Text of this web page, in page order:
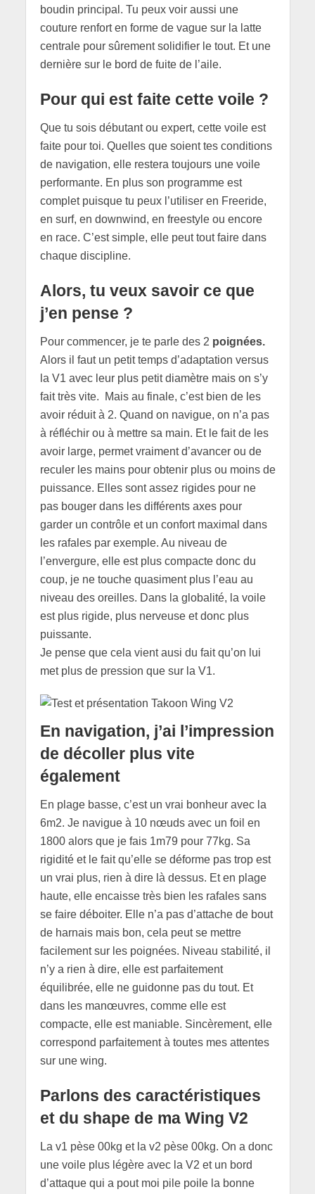
boudin principal. Tu peux voir aussi une
couture renfort en forme de vague sur la latte
centrale pour sûrement solidifier le tout. Et une
dernière sur le bord de fuite de l’aile.
Pour qui est faite cette voile ?
Que tu sois débutant ou expert, cette voile est
faite pour toi. Quelles que soient tes conditions
de navigation, elle restera toujours une voile
performante. En plus son programme est
complet puisque tu peux l’utiliser en Freeride,
en surf, en downwind, en freestyle ou encore
en race. C’est simple, elle peut tout faire dans
chaque discipline.
Alors, tu veux savoir ce que
j’en pense ?
Pour commencer, je te parle des 2 poignées.
Alors il faut un petit temps d’adaptation versus
la V1 avec leur plus petit diamètre mais on s’y
fait très vite. Mais au finale, c’est bien de les
avoir réduit à 2. Quand on navigue, on n’a pas
à réfléchir ou à mettre sa main. Et le fait de les
avoir large, permet vraiment d’avancer ou de
reculer les mains pour obtenir plus ou moins de
puissance. Elles sont assez rigides pour ne
pas bouger dans les différents axes pour
garder un contrôle et un confort maximal dans
les rafales par exemple. Au niveau de
l’envergure, elle est plus compacte donc du
coup, je ne touche quasiment plus l’eau au
niveau des oreilles. Dans la globalité, la voile
est plus rigide, plus nerveuse et donc plus
puissante.
Je pense que cela vient ausi du fait qu’on lui
met plus de pression que sur la V1.
En navigation, j’ai l’impression
de décoller plus vite
également
En plage basse, c’est un vrai bonheur avec la
6m2. Je navigue à 10 nœuds avec un foil en
1800 alors que je fais 1m79 pour 77kg. Sa
rigidité et le fait qu’elle se déforme pas trop est
un vrai plus, rien à dire là dessus. Et en plage
haute, elle encaisse très bien les rafales sans
se faire déboiter. Elle n’a pas d’attache de bout
de harnais mais bon, cela peut se mettre
facilement sur les poignées. Niveau stabilité, il
n’y a rien à dire, elle est parfaitement
équilibrée, elle ne guidonne pas du tout. Et
dans les manœuvres, comme elle est
compacte, elle est maniable. Sincèrement, elle
correspond parfaitement à toutes mes attentes
sur une wing.
Parlons des caractéristiques
et du shape de ma Wing V2
La v1 pèse 00kg et la v2 pèse 00kg. On a donc
une voile plus légère avec la V2 et un bord
d’attaque qui a pout moi pile poile la bonne